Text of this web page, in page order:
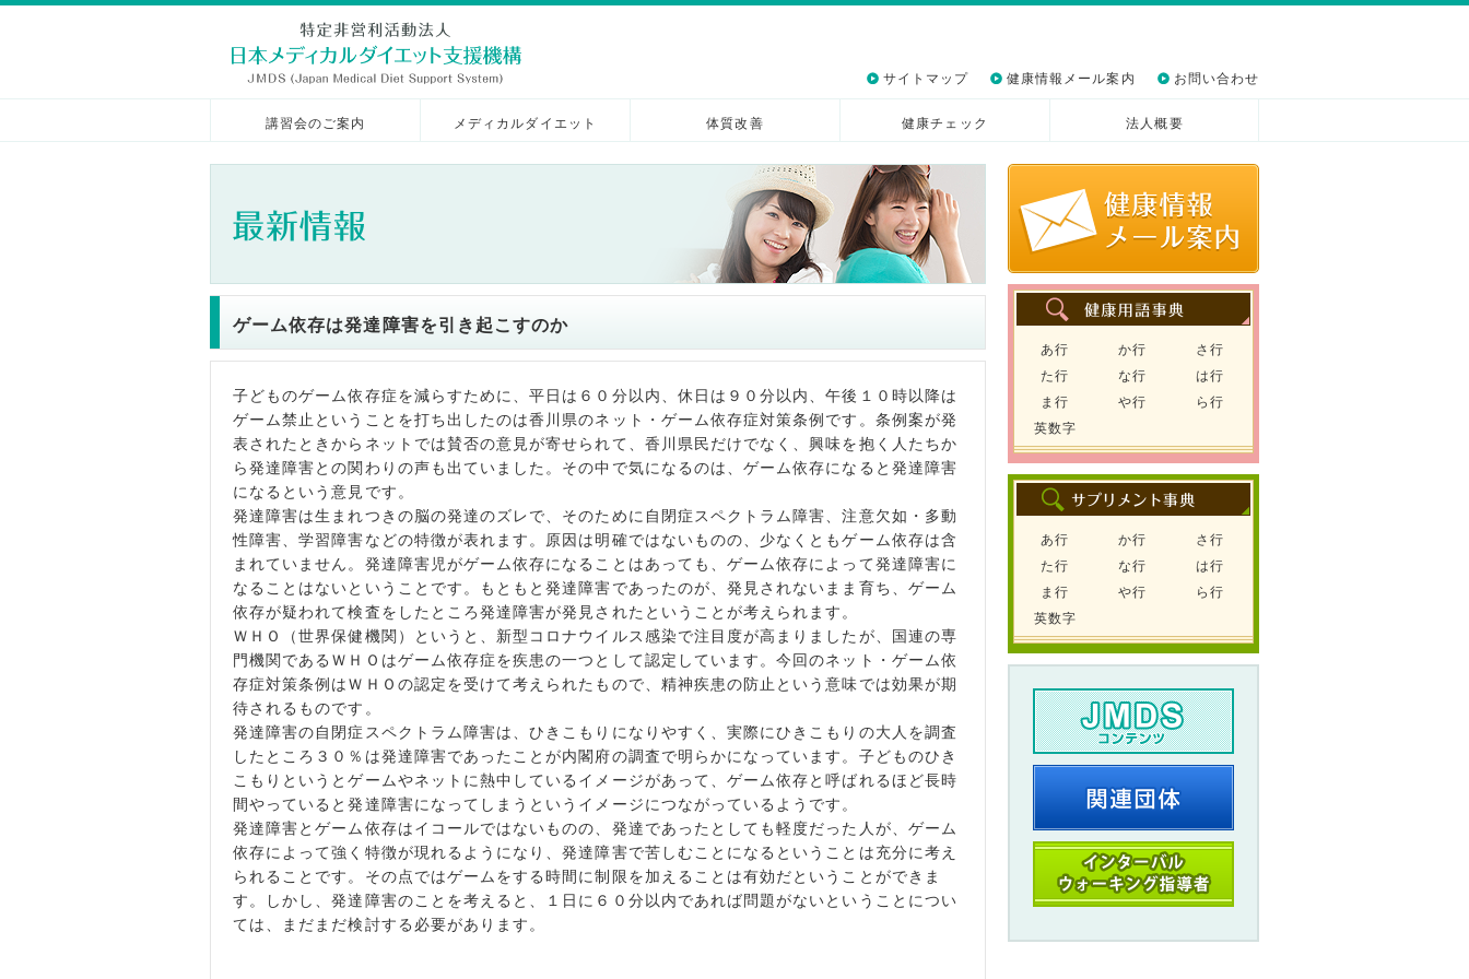
サイトマップ 健康情報メール案内 お問い合わせ
講習会のご案内 メディカルダイエット 体質改善 健康チェック 法人概要
ゲーム依存は発達障害を引き起こすのか
子どものゲーム依存症を減らすために、平日は６０分以内、休日は９０分以内、午後１０時以降は
ゲーム禁止ということを打ち出したのは香川県のネット・ゲーム依存症対策条例です。条例案が発
表されたときからネットでは賛否の意見が寄せられて、香川県民だけでなく、興味を抱く人たちか
ら発達障害との関わりの声も出ていました。その中で気になるのは、ゲーム依存になると発達障害
になるという意見です。
発達障害は生まれつきの脳の発達のズレで、そのために自閉症スペクトラム障害、注意欠如・多動
性障害、学習障害などの特徴が表れます。原因は明確ではないものの、少なくともゲーム依存は含
まれていません。発達障害児がゲーム依存になることはあっても、ゲーム依存によって発達障害に
なることはないということです。もともと発達障害であったのが、発見されないまま育ち、ゲーム
依存が疑われて検査をしたところ発達障害が発見されたということが考えられます。
ＷＨＯ（世界保健機関）というと、新型コロナウイルス感染で注目度が高まりましたが、国連の専
門機関であるＷＨＯはゲーム依存症を疾患の一つとして認定しています。今回のネット・ゲーム依
存症対策条例はＷＨＯの認定を受けて考えられたもので、精神疾患の防止という意味では効果が期
待されるものです。
発達障害の自閉症スペクトラム障害は、ひきこもりになりやすく、実際にひきこもりの大人を調査
したところ３０％は発達障害であったことが内閣府の調査で明らかになっています。子どものひき
こもりというとゲームやネットに熱中しているイメージがあって、ゲーム依存と呼ばれるほど長時
間やっていると発達障害になってしまうというイメージにつながっているようです。
発達障害とゲーム依存はイコールではないものの、発達であったとしても軽度だった人が、ゲーム
依存によって強く特徴が現れるようになり、発達障害で苦しむことになるということは充分に考え
られることです。その点ではゲームをする時間に制限を加えることは有効だということができま
す。しかし、発達障害のことを考えると、１日に６０分以内であれば問題がないということについ
ては、まだまだ検討する必要があります。
あ行 か行
さ行
た行
な行
は行
ま行
や行
ら行
英数字
あ行 か行
さ行
た行
な行
は行
ま行
や行
ら行
英数字